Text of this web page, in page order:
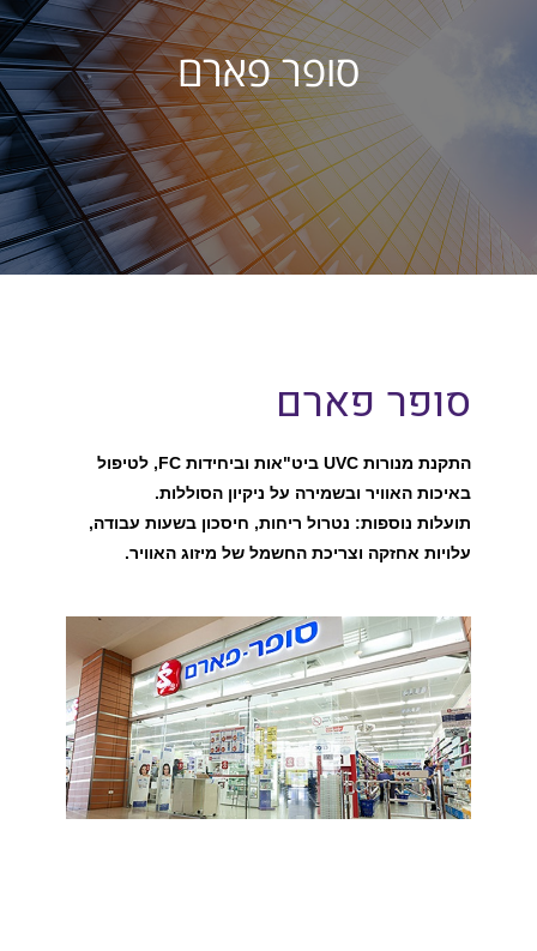
סופר פארם
סופר פארם
התקנת מנורות UVC ביט"אות וביחידות FC, לטיפול
באיכות האוויר ובשמירה על ניקיון הסוללות.
תועלות נוספות: נטרול ריחות, חיסכון בשעות עבודה,
עלויות אחזקה וצריכת החשמל של מיזוג האוויר.